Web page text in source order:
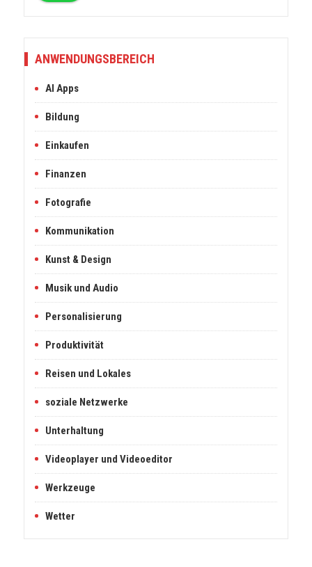
ANWENDUNGSBEREICH
AI Apps
Bildung
Einkaufen
Finanzen
Fotografie
Kommunikation
Kunst & Design
Musik und Audio
Personalisierung
Produktivität
Reisen und Lokales
soziale Netzwerke
Unterhaltung
Videoplayer und Videoeditor
Werkzeuge
Wetter